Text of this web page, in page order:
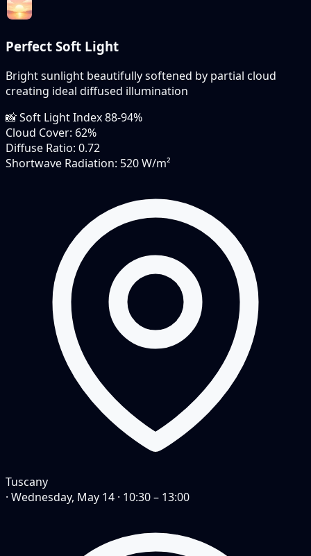
Perfect Soft Light
Bright sunlight beautifully softened by partial cloud
creating ideal diffused illumination
📸Soft Light Index88-94%
Cloud Cover: 62%
Diffuse Ratio: 0.72
Shortwave Radiation: 520 W/m²
Tuscany
· Wednesday, May 14 · 10:30 – 13:00